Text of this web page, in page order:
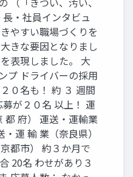
・社員インタビュ
やすい職場づくりを
きな要因となりまし
表現しました。 大
プ ドライバーの採用
０名も！ 約 ３ 週間
が２０名 以上！ 運
都 府） 運送・運輸業
・運 輸 業（奈良県）
都市） 約３か月で
20名 わせがあり３